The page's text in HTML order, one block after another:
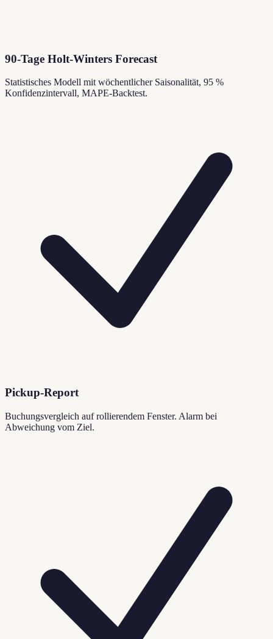
90-Tage Holt-Winters Forecast
Statistisches Modell mit wöchentlicher Saisonalität, 95 %
Konfidenzintervall, MAPE-Backtest.
Pickup-Report
Buchungsvergleich auf rollierendem Fenster. Alarm bei
Abweichung vom Ziel.